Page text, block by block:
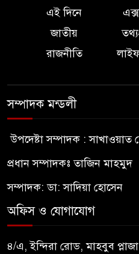
এই দিনে
জাতীয়
রাজনীতি
সম্পাদক মন্ডলী
উপদেষ্টা সম্পাদক : সাখাওয়াত
প্রধান সম্পাদকঃ তাজিন মাহমুদ
সম্পাদক: ডা: সাদিয়া হোসেন
অফিস ও যোগাযোগ
৪/এ, ইন্দিরা রোড, মাহবুব